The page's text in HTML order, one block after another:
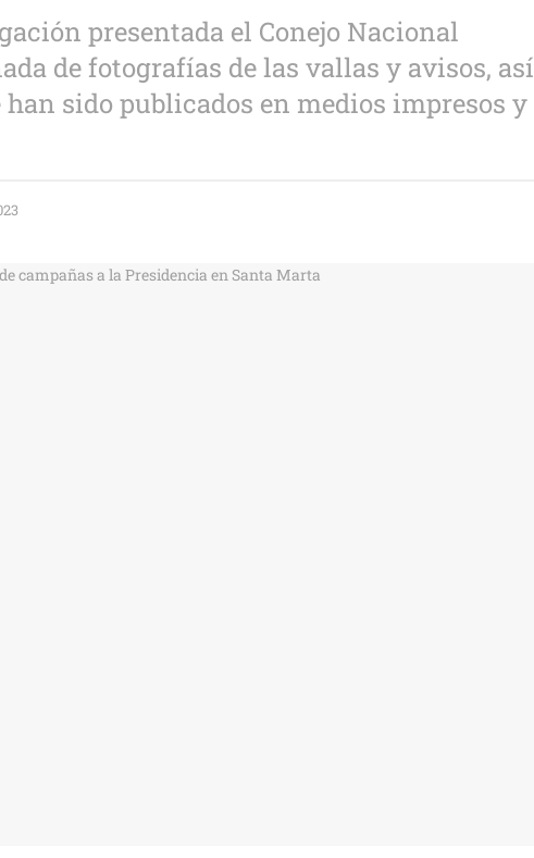
presentada el Conejo Nacional
de fotografías de las vallas y avisos, así
sido publicados en medios impresos y